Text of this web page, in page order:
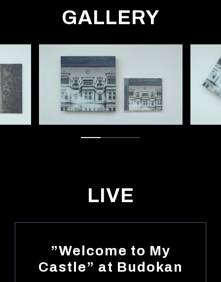
GALLERY
LIVE
”Welcome to My
Castle” at Budokan